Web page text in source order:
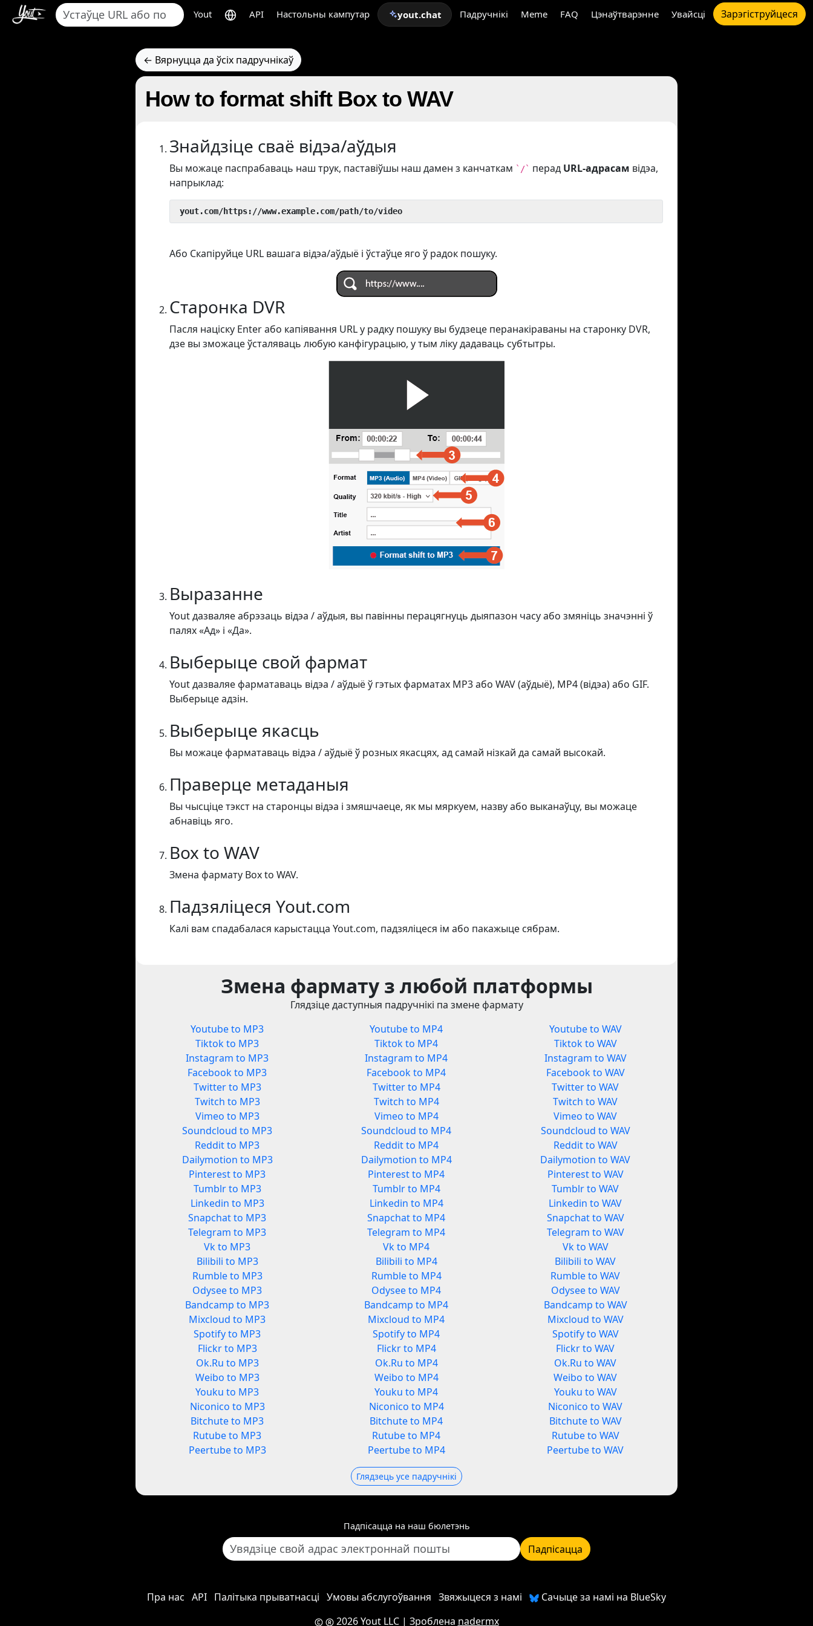
Yout API Настольны кампутар yout.chat Падручнікі Meme FAQ Цэнаўтварэнне Увайсці Зарэгіструйцеся
← Вярнуцца да ўсіх падручнікаў
How to format shift Box to WAV
Знайдзіце сваё відэа/аўдыя
Вы можаце паспрабаваць наш трук, паставіўшы наш дамен з канчаткам `/` перад URL-адрасам відэа,
напрыклад:
yout.com/https://www.example.com/path/to/video
Або Скапіруйце URL вашага відэа/аўдыё і ўстаўце яго ў радок пошуку.
Старонка DVR
Пасля націску Enter або капіявання URL у радку пошуку вы будзеце перанакіраваны на старонку DVR,
дзе вы зможаце ўсталяваць любую канфігурацыю, у тым ліку дадаваць субтытры.
Выразанне
Yout дазваляе абрэзаць відэа / аўдыя, вы павінны перацягнуць дыяпазон часу або змяніць значэнні ў
палях «Ад» і «Да».
Выберыце свой фармат
Yout дазваляе фарматаваць відэа / аўдыё ў гэтых фарматах MP3 або WAV (аўдыё), MP4 (відэа) або GIF.
Выберыце адзін.
Выберыце якасць
Вы можаце фарматаваць відэа / аўдыё ў розных якасцях, ад самай нізкай да самай высокай.
Праверце метаданыя
Вы чысціце тэкст на старонцы відэа і змяшчаеце, як мы мяркуем, назву або выканаўцу, вы можаце
абнавіць яго.
Box to WAV
Змена фармату Box to WAV.
Падзяліцеся Yout.com
Калі вам спадабалася карыстацца Yout.com, падзяліцеся ім або пакажыце сябрам.
Змена фармату з любой платформы
Глядзіце даступныя падручнікі па змене фармату
Youtube to MP3
Tiktok to MP3
Instagram to MP3
Facebook to MP3
Twitter to MP3
Twitch to MP3
Vimeo to MP3
Soundcloud to MP3
Reddit to MP3
Dailymotion to MP3
Pinterest to MP3
Tumblr to MP3
Linkedin to MP3
Snapchat to MP3
Telegram to MP3
Vk to MP3
Bilibili to MP3
Rumble to MP3
Odysee to MP3
Bandcamp to MP3
Mixcloud to MP3
Spotify to MP3
Flickr to MP3
Ok.Ru to MP3
Weibo to MP3
Youku to MP3
Niconico to MP3
Bitchute to MP3
Rutube to MP3
Peertube to MP3
Youtube to MP4
Tiktok to MP4
Instagram to MP4
Facebook to MP4
Twitter to MP4
Twitch to MP4
Vimeo to MP4
Soundcloud to MP4
Reddit to MP4
Dailymotion to MP4
Pinterest to MP4
Tumblr to MP4
Linkedin to MP4
Snapchat to MP4
Telegram to MP4
Vk to MP4
Bilibili to MP4
Rumble to MP4
Odysee to MP4
Bandcamp to MP4
Mixcloud to MP4
Spotify to MP4
Flickr to MP4
Ok.Ru to MP4
Weibo to MP4
Youku to MP4
Niconico to MP4
Bitchute to MP4
Rutube to MP4
Peertube to MP4
Youtube to WAV
Tiktok to WAV
Instagram to WAV
Facebook to WAV
Twitter to WAV
Twitch to WAV
Vimeo to WAV
Soundcloud to WAV
Reddit to WAV
Dailymotion to WAV
Pinterest to WAV
Tumblr to WAV
Linkedin to WAV
Snapchat to WAV
Telegram to WAV
Vk to WAV
Bilibili to WAV
Rumble to WAV
Odysee to WAV
Bandcamp to WAV
Mixcloud to WAV
Spotify to WAV
Flickr to WAV
Ok.Ru to WAV
Weibo to WAV
Youku to WAV
Niconico to WAV
Bitchute to WAV
Rutube to WAV
Peertube to WAV
Глядзець усе падручнікі
Падпісацца на наш бюлетэнь
Падпісацца
Пра нас API Палітыка прыватнасці Умовы абслугоўвання Звяжыцеся з намі
Сачыце за намі на BlueSky
2026 Yout LLC| Зроблена nadermx